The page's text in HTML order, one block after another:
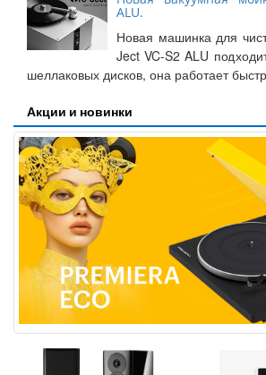
ALU.
Новая машинка для
Ject VC-S2 ALU
шеллаковых дисков, она работает
Акции и новинки